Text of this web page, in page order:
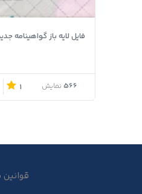
فایل لایه باز گواهینامه
566 نمایش 1